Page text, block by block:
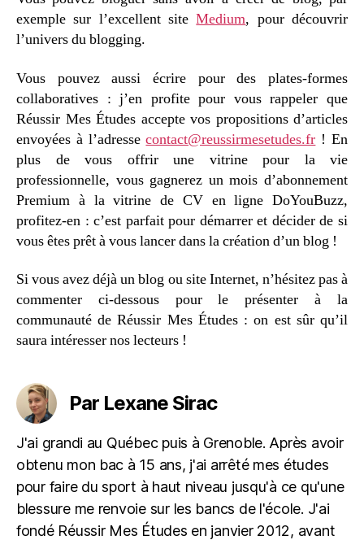
exemple sur l’excellent siteMedium, pour découvrir
l’univers du blogging.
Vous pouvez aussi écrire pour des plates-formes
collaboratives : j’en profite pour vous rappeler que
Réussir Mes Études accepte vos propositions d’articles
envoyées à l’adressecontact@reussirmesetudes.fr ! En
plus de vous offrir une vitrine pour la vie
professionnelle, vous gagnerez un mois d’abonnement
Premium à la vitrine de CV en ligne DoYouBuzz,
profitez-en : c’est parfait pour démarrer et décider de si
vous êtes prêt à vous lancer dans la création d’un blog !
Si vous avez déjà un blog ou site Internet, n’hésitez pas à
commenter ci-dessous pour le présenter à la
communauté de Réussir Mes Études : on est sûr qu’il
saura intéresser nos lecteurs !
Par Lexane Sirac
J'ai grandi au Québec puis à Grenoble. Après avoir
obtenu mon bac à 15 ans, j'ai arrêté mes études
pour faire du sport à haut niveau jusqu'à ce qu'une
blessure me renvoie sur les bancs de l'école. J'ai
fondé Réussir Mes Études en janvier 2012, avant